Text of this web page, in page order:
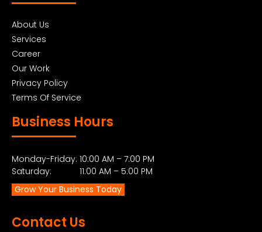
About Us
Services
Career
Our Work
Privacy Policy
Terms Of Service
Business Hours
Monday-Friday: 10:00 AM – 7:00 PM
Saturday: 11:00 AM – 5:00 PM
Grow Your Business Today
Contact Us